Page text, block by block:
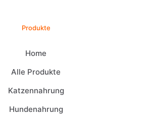
Produkte
Home
Alle Produkte
Katzennahrung
Hundenahrung